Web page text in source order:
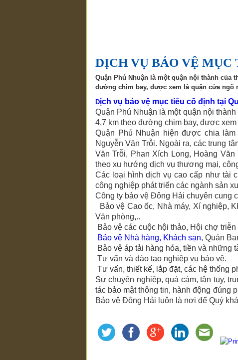
DỊCH VỤ BẢO VỆ MỤC
Quận Phú Nhuận là một quận nội thành của
đường chim bay, được xem là quận cửa ngõ
Dịch vụ bảo vệ mục tiêu cố định tại
Quận Phú Nhuận là một quận nội
4,7 km theo đường chim bay, được
Quận Phú Nhuận hiện được chia
Nguyễn Văn Trỗi. Ngoài ra, các trung
Văn Trỗi, Phan Xích Long, Hoàng
theo xu hướng dịch vụ thương mại,
Các loại hình dịch vụ cao cấp như tài
công nghiệp phát triển các ngành sản
Công ty bảo vệ Đông Hải chuyên cung
Bảo vệ Cao ốc, Nhà máy, Xí nghiệp,
Văn phòng,..
Bảo vệ các cuộc hội thảo, Hội chợ
Bảo vệ Nhà hàng, Khách sạn, Quán
Bảo vệ áp tải hàng hóa, tiền và những
Tư vấn và đào tạo nghiệp vụ bảo vệ.
Tư vấn, thiết kế, lắp đặt, các hệ thống
Sự chuyên nghiệp, quả cảm, tận tụy,
tác bảo mật thông tin, hành động đúng
Bảo vệ Đông Hải luôn là nơi để Quý